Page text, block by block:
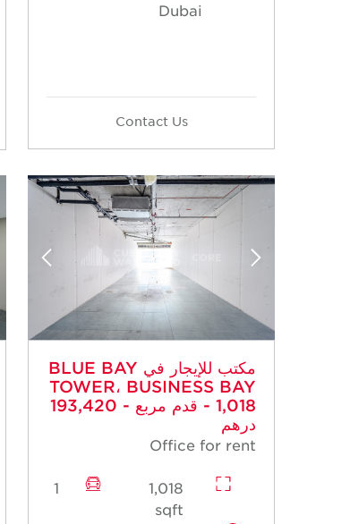
Dubai
Contact Us
مكتب للإيجار في BLUE BAY
TOWER، BUSINESS BAY
- 1,018 قدم مربع - 193,420
درهم
Office for rent
1,018
sqft
1